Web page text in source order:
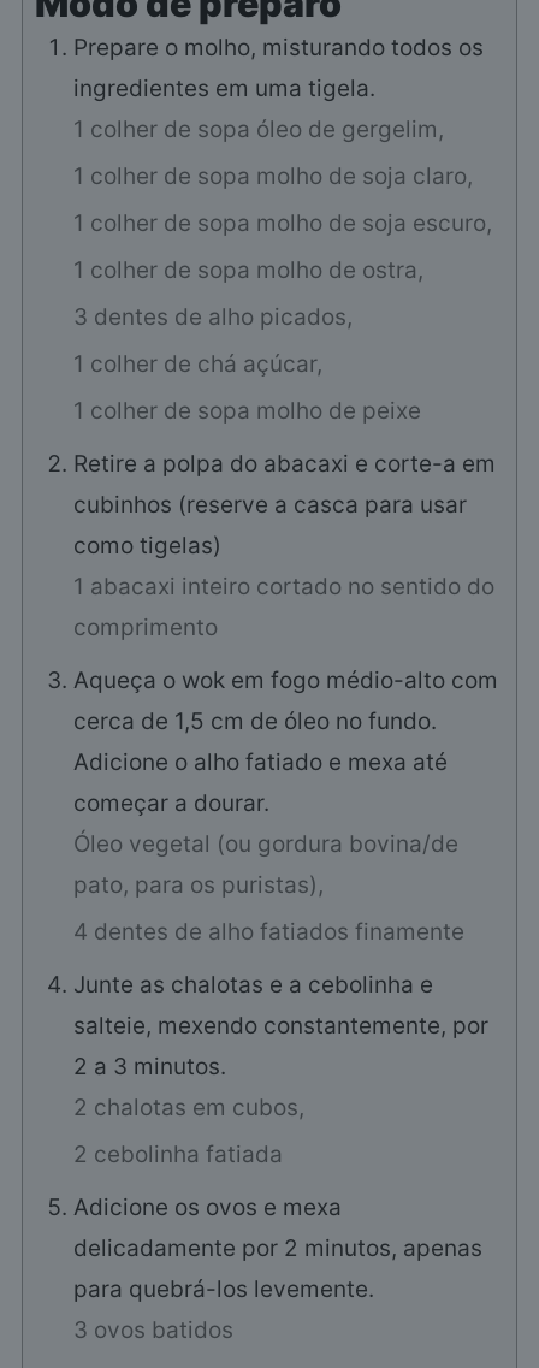
Prepare o molho, misturando todos os
ingredientes em uma tigela.
1 colher de sopa óleo de gergelim,
1 colher de sopa molho de soja claro,
1 colher de sopa molho de soja escuro,
1 colher de sopa molho de ostra,
3 dentes de alho picados,
1 colher de chá açúcar,
1 colher de sopa molho de peixe
Retire a polpa do abacaxi e corte-a em
cubinhos (reserve a casca para usar
como tigelas)
1 abacaxi inteiro cortado no sentido do
comprimento
Aqueça o wok em fogo médio-alto com
cerca de 1,5 cm de óleo no fundo.
Adicione o alho fatiado e mexa até
começar a dourar.
Óleo vegetal (ou gordura bovina/de
pato, para os puristas),
4 dentes de alho fatiados finamente
Junte as chalotas e a cebolinha e
salteie, mexendo constantemente, por
2 a 3 minutos.
2 chalotas em cubos,
2 cebolinha fatiada
Adicione os ovos e mexa
delicadamente por 2 minutos, apenas
para quebrá-los levemente.
3 ovos batidos